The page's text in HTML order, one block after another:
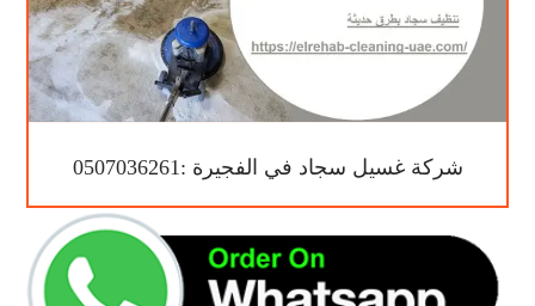
شركة غسيل سجاد في الفجيرة :0507036261